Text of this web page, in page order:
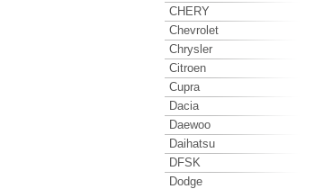
CHERY
Chevrolet
Chrysler
Citroen
Cupra
Dacia
Daewoo
Daihatsu
DFSK
Dodge